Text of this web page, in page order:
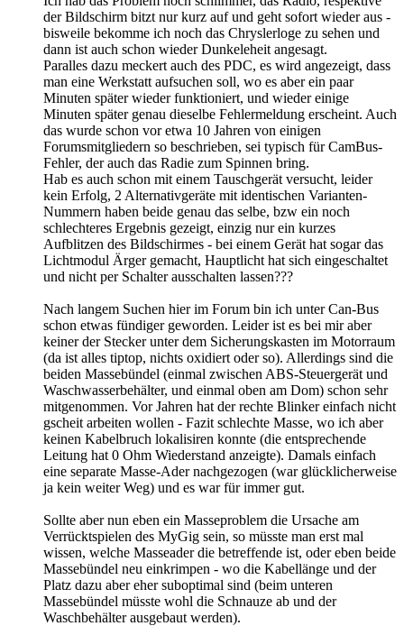
der Bildschirm bitzt nur kurz auf und geht sofort wieder aus -
bisweile bekomme ich noch das Chryslerloge zu sehen und
dann ist auch schon wieder Dunkeleheit angesagt.
Paralles dazu meckert auch des PDC, es wird angezeigt, dass
man eine Werkstatt aufsuchen soll, wo es aber ein paar
Minuten später wieder funktioniert, und wieder einige
Minuten später genau dieselbe Fehlermeldung erscheint. Auch
das wurde schon vor etwa 10 Jahren von einigen
Forumsmitgliedern so beschrieben, sei typisch für CamBus-
Fehler, der auch das Radie zum Spinnen bring.
Hab es auch schon mit einem Tauschgerät versucht, leider
kein Erfolg, 2 Alternativgeräte mit identischen Varianten-
Nummern haben beide genau das selbe, bzw ein noch
schlechteres Ergebnis gezeigt, einzig nur ein kurzes
Aufblitzen des Bildschirmes - bei einem Gerät hat sogar das
Lichtmodul Ärger gemacht, Hauptlicht hat sich eingeschaltet
und nicht per Schalter ausschalten lassen???
Nach langem Suchen hier im Forum bin ich unter Can-Bus
schon etwas fündiger geworden. Leider ist es bei mir aber
keiner der Stecker unter dem Sicherungskasten im Motorraum
(da ist alles tiptop, nichts oxidiert oder so). Allerdings sind die
beiden Massebündel (einmal zwischen ABS-Steuergerät und
Waschwasserbehälter, und einmal oben am Dom) schon sehr
mitgenommen. Vor Jahren hat der rechte Blinker einfach nicht
gscheit arbeiten wollen - Fazit schlechte Masse, wo ich aber
keinen Kabelbruch lokalisiren konnte (die entsprechende
Leitung hat 0 Ohm Wiederstand anzeigte). Damals einfach
eine separate Masse-Ader nachgezogen (war glücklicherweise
ja kein weiter Weg) und es war für immer gut.
Sollte aber nun eben ein Masseproblem die Ursache am
Verrücktspielen des MyGig sein, so müsste man erst mal
wissen, welche Masseader die betreffende ist, oder eben beide
Massebündel neu einkrimpen - wo die Kabellänge und der
Platz dazu aber eher suboptimal sind (beim unteren
Massebündel müsste wohl die Schnauze ab und der
Waschbehälter ausgebaut werden).